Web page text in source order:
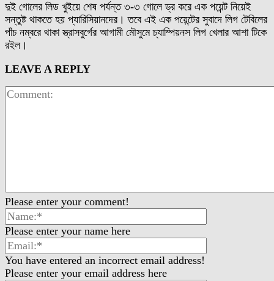
দুই গোলের লিড খুইয়ে শেষ পর্যন্ত ৩-৩ গোলে ড্র করে এক পয়েন্ট নিয়েই
সন্তুষ্ট থাকতে হয় প্যারিসিয়ানদের। তবে এই এক পয়েন্টের সুবাদে লিগ টেবিলের
পাঁচ নম্বরে থাকা স্ত্রাসবুর্গের আগামী মৌসুমে চ্যাম্পিয়নস লিগ খেলার আশা টিকে
রইল।
LEAVE A REPLY
Please enter your comment!
Please enter your name here
You have entered an incorrect email address!
Please enter your email address here